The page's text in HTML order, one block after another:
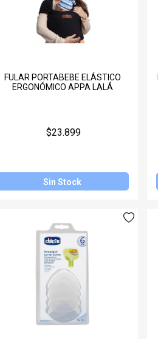
FULAR PORTABEBE ELÁSTICO
ERGONÓMICO APPA LALÁ
$23.899
Sin Stock